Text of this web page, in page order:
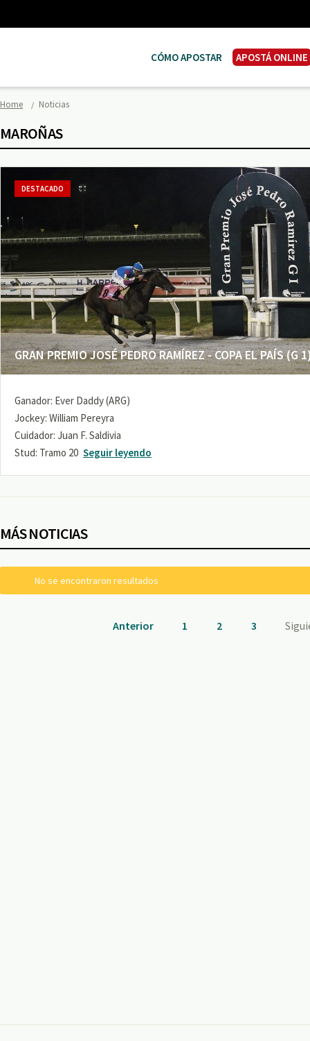
CÓMO APOSTAR APOSTÁ ONLINE
Home Noticias
MAROÑAS
GRAN PREMIO JOSÉ PEDRO RAMÍREZ - COPA EL PAÍS (G
DESTACADO
Ganador: Ever Daddy (ARG)
Jockey: William Pereyra
Cuidador: Juan F. Saldivia
Stud: Tramo 20 Seguir leyendo
MÁS NOTICIAS
No se encontraron resultados
Anterior 1 2 3